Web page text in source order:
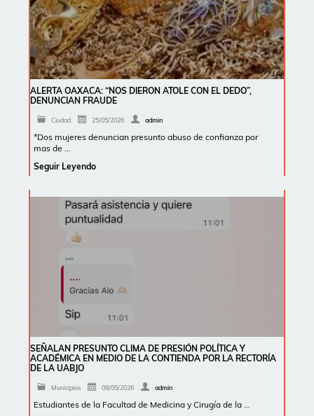
ALERTA OAXACA: “NOS DIERON ATOLE CON EL DEDO”,
DENUNCIAN FRAUDE
Ciudad 25/05/2026 admin
*Dos mujeres denuncian presunto abuso de confianza por
mas de …
Seguir Leyendo
SEÑALAN PRESUNTO CLIMA DE PRESIÓN POLÍTICA Y
ACADÉMICA EN MEDIO DE LA CONTIENDA POR LA RECTORÍA
DE LA UABJO
Municipios 08/05/2026 admin
Estudiantes de la Facultad de Medicina y Cirugía de la …